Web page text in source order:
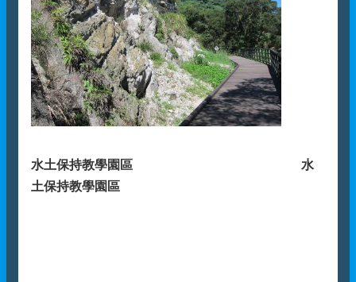
水土保持教學園區
水
土保持教學園區